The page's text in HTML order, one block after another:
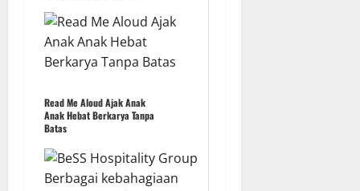
Read Me Aloud Ajak Anak
Anak Hebat Berkarya Tanpa
Batas